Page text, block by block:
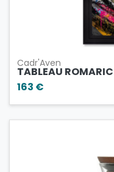
Cadr'Aven
TABLEAU
163 €